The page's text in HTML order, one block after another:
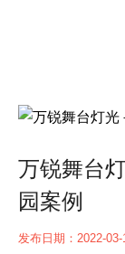
万锐舞台
园案例
发布日期：2022-